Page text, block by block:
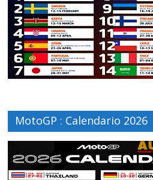
MotoGP : Calendario 2026